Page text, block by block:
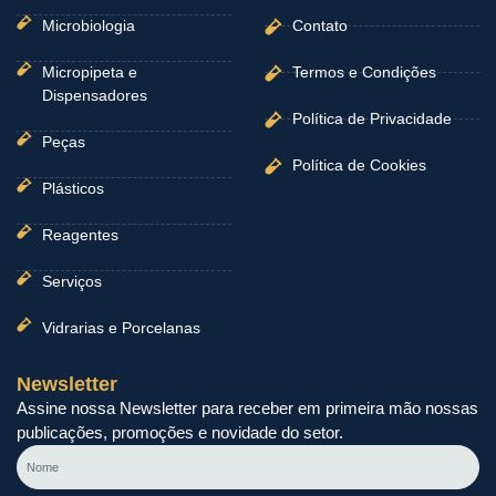
Microbiologia
Micropipeta e
Dispensadores
Peças
Plásticos
Reagentes
Serviços
Vidrarias e Porcelanas
Contato
Termos e Condições
Política de Privacidade
Política de Cookies
Newsletter
Assine nossa Newsletter para receber em primeira mão nossas
publicações, promoções e novidade do setor.
Nome